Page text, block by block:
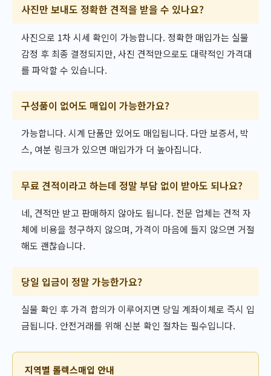
사진만 보내도 정확한 견적을 받을 수 있나요?
사진으로 1차 시세 확인이 가능합니다. 정확한 매입가는 실물
감정 후 최종 결정되지만, 사진 견적만으로도 대략적인 가격대
를 파악할 수 있습니다.
구성품이 없어도 매입이 가능한가요?
가능합니다. 시계 단품만 있어도 매입됩니다. 다만 보증서, 박
스, 여분 링크가 있으면 매입가가 더 높아집니다.
무료 견적이라고 하는데 정말 부담 없이 받아도 되나요?
네, 견적만 받고 판매하지 않아도 됩니다. 전문 업체는 견적 자
체에 비용을 청구하지 않으며, 가격이 마음에 들지 않으면 거절
해도 괜찮습니다.
당일 입금이 정말 가능한가요?
실물 확인 후 가격 합의가 이루어지면 당일 계좌이체로 즉시 입
금됩니다. 안전거래를 위해 신분 확인 절차는 필수입니다.
지역별 롤렉스매입 안내